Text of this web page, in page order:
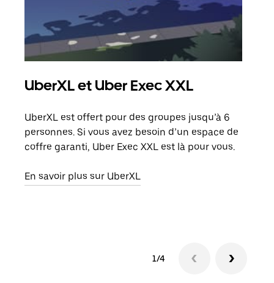
UberXL et Uber Exec XXL
UberXL est offert pour des groupes jusqu’à 6
personnes. Si vous avez besoin d’un espace de
coffre garanti, Uber Exec XXL est là pour vous.
En savoir plus sur UberXL
1/4